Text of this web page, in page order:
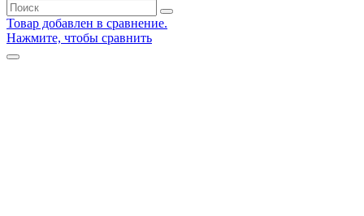
Товар добавлен в сравнение.
Нажмите, чтобы сравнить